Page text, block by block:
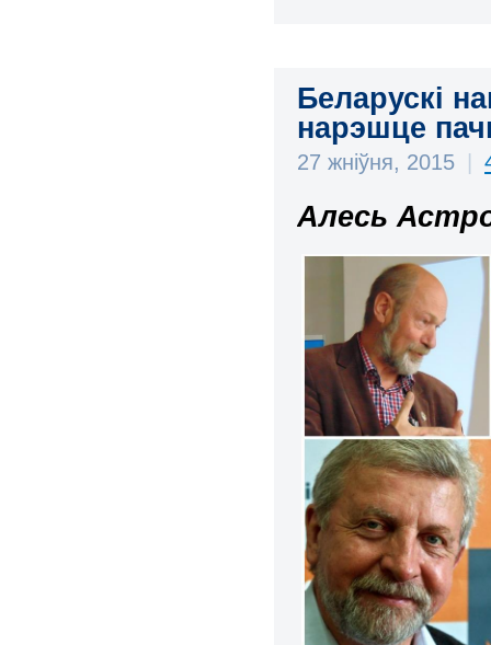
Беларускі
нарэшце
27 жніўня, 2015
Алесь